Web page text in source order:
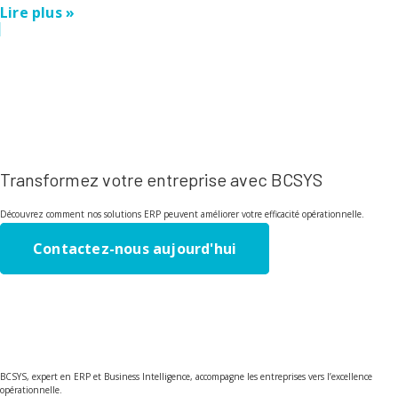
Lire plus »
Transformez votre entreprise avec BCSYS
Découvrez comment nos solutions ERP peuvent améliorer votre efficacité opérationnelle.
Contactez-nous aujourd'hui
BCSYS, expert en ERP et Business Intelligence, accompagne les entreprises vers l’excellence
opérationnelle.